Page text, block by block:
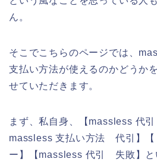
ん。
そこでこちらのページでは、
支払い方法が使えるのかどうか
せていただきます。
まず、私自身、【massless 代
massless 支払い方法 代引】【
ー】【massless 代引 失敗】と